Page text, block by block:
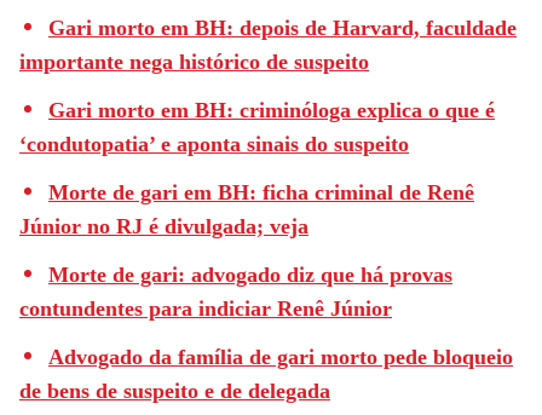
Gari morto em BH: depois de Harvard, faculdade
importante nega histórico de suspeito
Gari morto em BH: criminóloga explica o que é
‘condutopatia’ e aponta sinais do suspeito
Morte de gari em BH: ficha criminal de Renê
Júnior no RJ é divulgada; veja
Morte de gari: advogado diz que há provas
contundentes para indiciar Renê Júnior
Advogado da família de gari morto pede bloqueio
de bens de suspeito e de delegada